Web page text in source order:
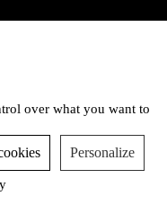
over what you want to
Personalize